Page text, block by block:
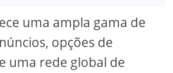
uma ampla gama de
opções de
uma rede global de